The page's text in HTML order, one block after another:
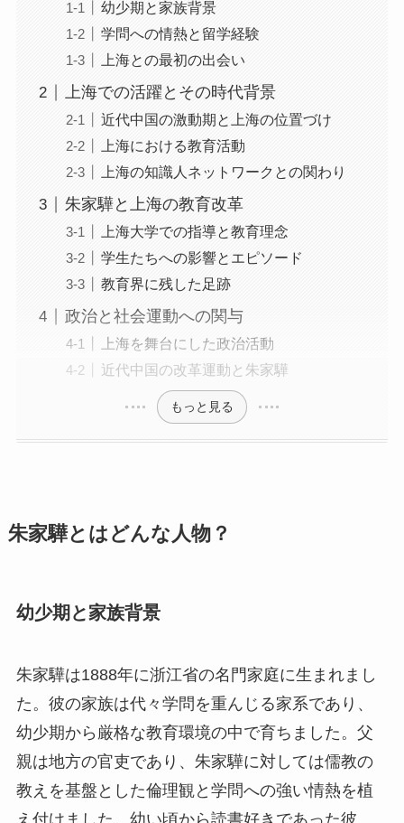
幼少期と家族背景
学問への情熱と留学経験
上海との最初の出会い
上海での活躍とその時代背景
近代中国の激動期と上海の位置づけ
上海における教育活動
上海の知識人ネットワークとの関わり
朱家驊と上海の教育改革
上海大学での指導と教育理念
学生たちへの影響とエピソード
教育界に残した足跡
政治と社会運動への関与
上海を舞台にした政治活動
近代中国の改革運動と朱家驊
もっと見る
朱家驊とはどんな人物？
幼少期と家族背景
朱家驊は1888年に浙江省の名門家庭に生まれまし
た。彼の家族は代々学問を重んじる家系であり、
幼少期から厳格な教育環境の中で育ちました。父
親は地方の官吏であり、朱家驊に対しては儒教の
教えを基盤とした倫理観と学問への強い情熱を植
え付けました。幼い頃から読書好きであった彼